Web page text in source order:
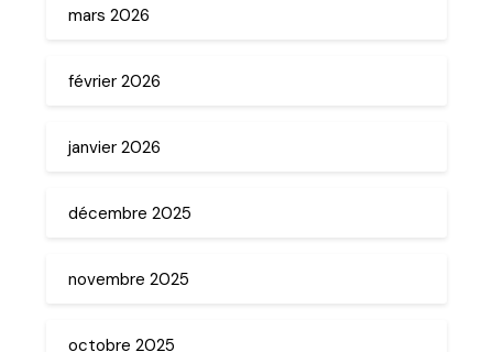
mars 2026
février 2026
janvier 2026
décembre 2025
novembre 2025
octobre 2025